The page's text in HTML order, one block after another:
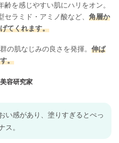
、ベルゲニアリグラタ根エキス、メ
エキス、ムラサキ根エキス、ポリク
ミン酸ジ（フィトステリル／オクチル
ヒアルロン酸Na、加水分解エラスチ
セリン、グルタミン酸、アルギニ
ゼリーエキス、グリコシルトレハロ
酸Na、ポリ－ε－リシン、パルミチ
シンアミド、レチノール、ポリグル
、リシンHCl、加水分解水添デンプ
ソルベート６０、シクロペンタシロ
リイソブテン、カルボマー、（アク
ール、ジメチルシリル化シリカ、イ
ルコール、カンテン、アルギン酸
／カプリン酸）グリセリル、フィト
を感じやすい肌にハリをオン。
ラミド・アミノ酸など、 角層か
てくれます。
の肌なじみの良さを発揮。 伸ば
。
い感があり、塗りすぎるとぺっ
ス。